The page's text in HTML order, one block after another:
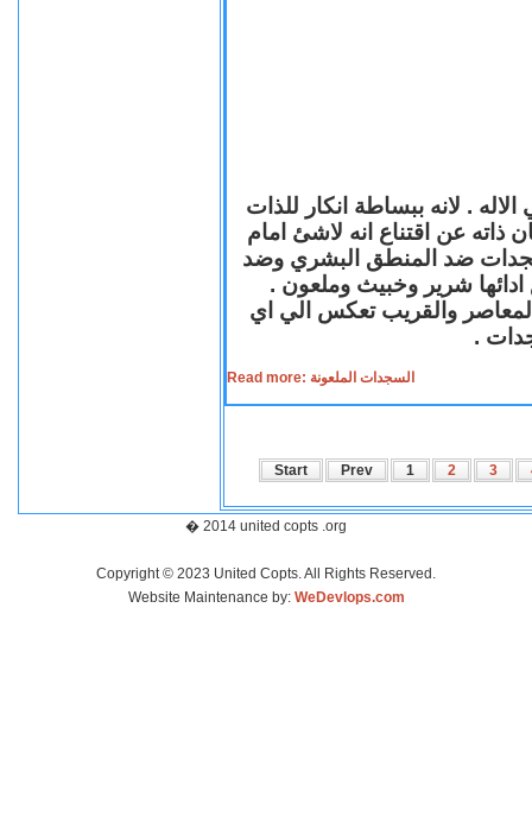
. لانه ببساطة انكار للذات
ذاته عن اقتناع انه لاشئ امام
ضد المنطق البشري وضد
ادائها شرير وخبيث وملعون .
المعاصر والقريب تعكس الي اي
.
Read more: السجدات الملعونة
Start Prev 1 2 3
� 2014 united copts .org
Copyright © 2023 United Copts. All Rights Reserved.
Website Maintenance by: WeDevlops.com